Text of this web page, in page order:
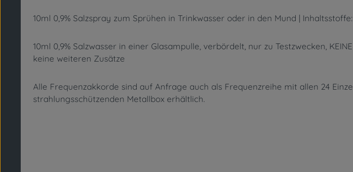
10ml 0,9% Salzspray zum Sprühen in Trinkwasser oder in den Mund |
10ml 0,9% Salzwasser in einer Glasampulle, verbördelt, nur zu Testzwecken,
keine weiteren Zusätze
Alle Frequenzakkorde sind auf Anfrage auch als Frequenzreihe mit allen 24
strahlungsschützenden Metallbox erhältlich.